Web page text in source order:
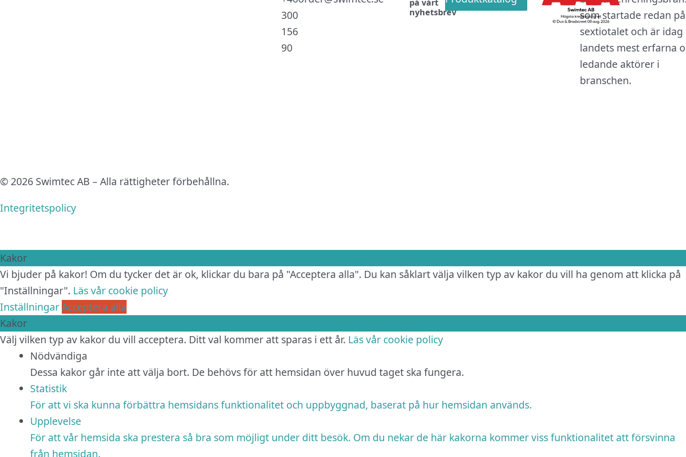
som startade redan på
sextiotalet och är idag
landets mest erfarna
ledande aktörer i
branschen.
300
156
90
på vårt
nyhetsbrev
© 2026 Swimtec AB – Alla rättigheter förbehållna.
Integritetspolicy
Kakor
Vi bjuder på kakor! Om du tycker det är ok, klickar du bara på "Acceptera alla". Du kan såklart välja vilken typ av kakor du vill ha genom att klicka på
"Inställningar". Läs vår cookie policy
InställningarAcceptera alla
Kakor
Välj vilken typ av kakor du vill acceptera. Ditt val kommer att sparas i ett år. Läs vår cookie policy
Nödvändiga
Dessa kakor går inte att välja bort. De behövs för att hemsidan över huvud taget ska fungera.
Statistik
För att vi ska kunna förbättra hemsidans funktionalitet och uppbyggnad, baserat på hur hemsidan används.
Upplevelse
För att vår hemsida ska prestera så bra som möjligt under ditt besök. Om du nekar de här kakorna kommer viss funktionalitet att försvinna
från hemsidan.